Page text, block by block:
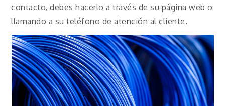
contacto, debes hacerlo a través de su página web o
llamando a su teléfono de atención al cliente.